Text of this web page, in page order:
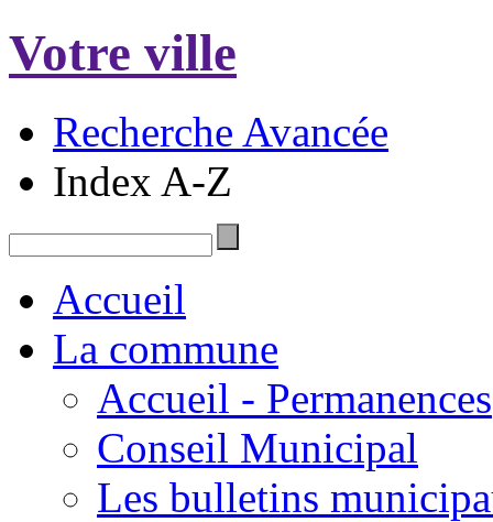
Votre ville
Recherche Avancée
Index A-Z
Accueil
La commune
Accueil - Permanences
Conseil Municipal
Les bulletins